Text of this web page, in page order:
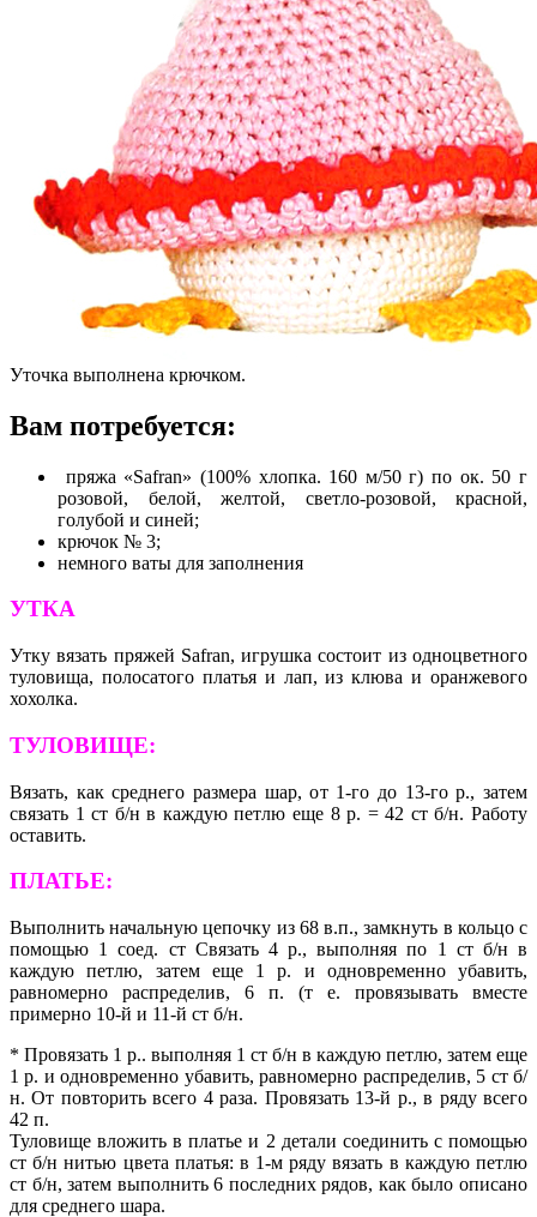
Уточка выполнена крючком.
Вам потребуется:
пряжа «Safran» (100% хлопка. 160 м/50 г) по ок. 50 г
розовой, белой, желтой, светло-розовой, красной,
голубой и синей;
крючок № 3;
немного ваты для заполнения
УТКА
Утку вязать пряжей Safran, игрушка состоит из одноцветного
туловища, полосатого платья и лап, из клюва и оранжевого
хохолка.
ТУЛОВИЩЕ:
Вязать, как среднего размера шар, от 1-го до 13-го р., затем
связать 1 ст б/н в каждую петлю еще 8 р. = 42 ст б/н. Работу
оставить.
ПЛАТЬЕ:
Выполнить начальную цепочку из 68 в.п., замкнуть в кольцо с
помощью 1 соед. ст Связать 4 р., выполняя по 1 ст б/н в
каждую петлю, затем еще 1 р. и одновременно убавить,
равномерно распределив, 6 п. (т е. провязывать вместе
примерно 10-й и 11-й ст б/н.
* Провязать 1 р.. выполняя 1 ст б/н в каждую петлю, затем еще
1 р. и одновременно убавить, равномерно распределив, 5 ст б/
н. От повторить всего 4 раза. Провязать 13-й р., в ряду всего
42 п.
Туловище вложить в платье и 2 детали соединить с помощью
ст б/н нитью цвета платья: в 1-м ряду вязать в каждую петлю
ст б/н, затем выполнить 6 последних рядов, как было описано
для среднего шара.